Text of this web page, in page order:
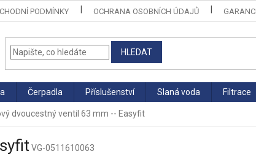
PODMÍNKY OCHRANA OSOBNÍCH ÚDAJŮ
HLEDAT
Čerpadla Příslušenství Slaná voda Filtrace
dvoucestný ventil 63 mm -- Easyfit
VG-0511610063